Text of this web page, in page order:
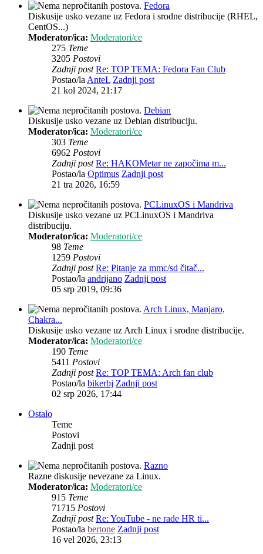
Fedora
Diskusije usko vezane uz Fedora i srodne distribucije (RHEL,
CentOS...)
Moderator/ica: Moderatori/ce
275 Teme
3205 Postovi
Zadnji post Re: TOP TEMA: Fedora Fan Club
Postao/laAnteL Zadnji post
21 kol 2024, 21:17
Debian
Diskusije usko vezane uz Debian distribuciju.
Moderator/ica: Moderatori/ce
303 Teme
6962 Postovi
Zadnji post Re: HAKOMetar ne započima m...
Postao/la Optimus Zadnji post
21 tra 2026, 16:59
PCLinuxOS i Mandriva
Diskusije usko vezane uz PCLinuxOS i Mandriva
distribuciju.
Moderator/ica: Moderatori/ce
98 Teme
1259 Postovi
Zadnji post Re: Pitanje za mmc/sd čitač...
Postao/la andrijano Zadnji post
05 srp 2019, 09:36
Arch Linux, Manjaro,
Chakra...
Diskusije usko vezane uz Arch Linux i srodne distribucije.
Moderator/ica: Moderatori/ce
190 Teme
5411 Postovi
Zadnji post Re: TOP TEMA: Arch fan club
Postao/la bikerbj Zadnji post
02 srp 2026, 17:44
Ostalo
Teme
Postovi
Zadnji post
Razno
Razne diskusije nevezane za Linux.
Moderator/ica: Moderatori/ce
915 Teme
71715 Postovi
Zadnji post Re: YouTube - ne rade HR ti...
Postao/la bertone Zadnji post
16 vel 2026, 23:13